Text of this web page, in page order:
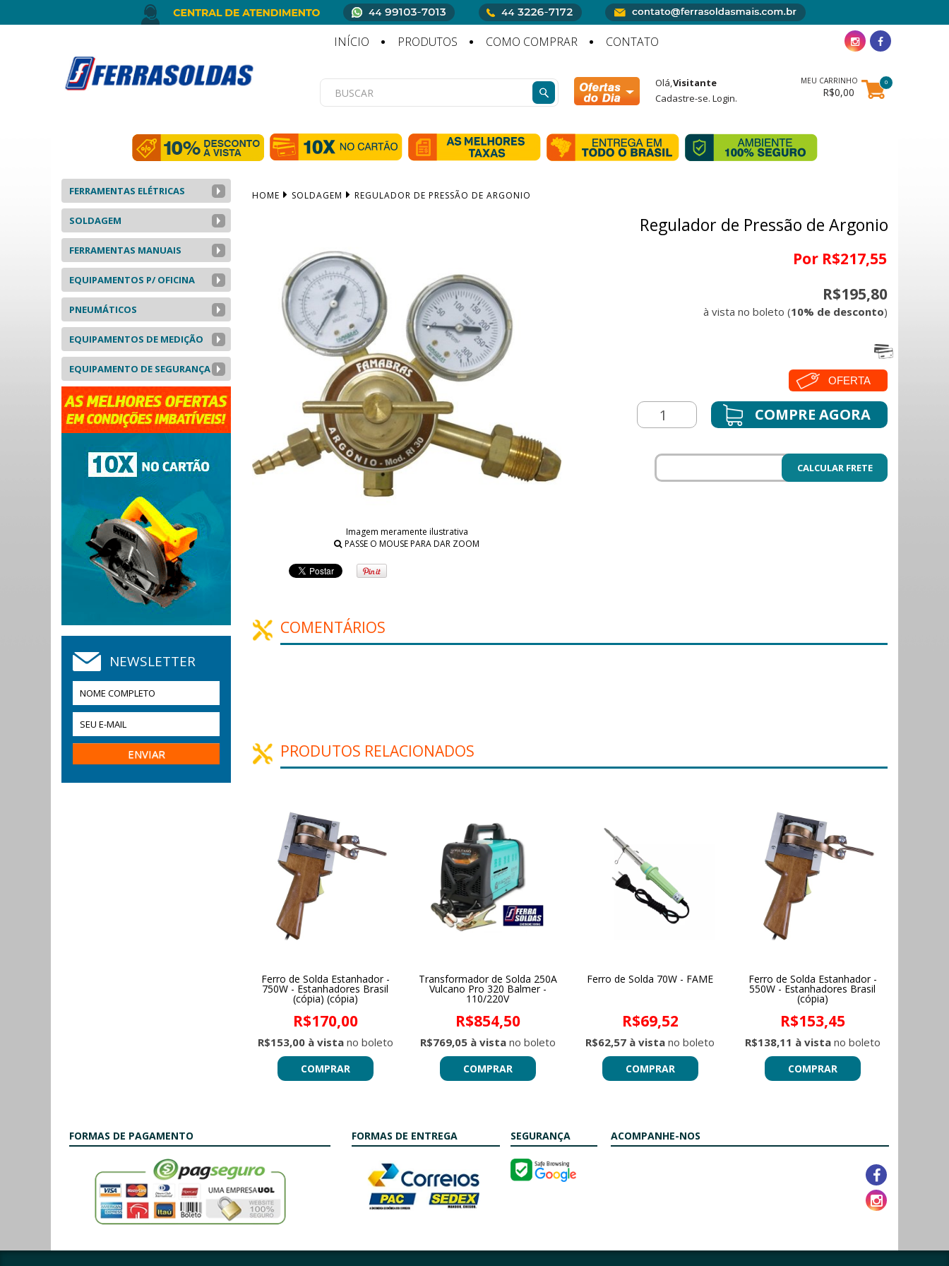
INÍCIO PRODUTOS COMO COMPRAR CONTATO
Olá,Visitante
Cadastre-se. Login.
0
MEU CARRINHO
R$0,00
FERRAMENTAS ELÉTRICAS
SOLDAGEM
FERRAMENTAS MANUAIS
EQUIPAMENTOS P/ OFICINA
PNEUMÁTICOS
EQUIPAMENTOS DE MEDIÇÃO
EQUIPAMENTO DE SEGURANÇA
NEWSLETTER
HOME SOLDAGEM REGULADOR DE PRESSÃO DE ARGONIO
Imagem meramente ilustrativa
PASSE O MOUSE PARA DAR ZOOM
Regulador de Pressão de Argonio
Por R$217,55
R$195,80
à vista no boleto (10% de desconto)
OFERTA
CALCULAR FRETE
COMENTÁRIOS
PRODUTOS RELACIONADOS
Ferro de Solda Estanhador -
750W - Estanhadores Brasil
(cópia) (cópia)
R$170,00
R$153,00 à vistano boleto
COMPRAR
Transformador de Solda 250A
Vulcano Pro 320 Balmer -
110/220V
R$854,50
R$769,05 à vistano boleto
COMPRAR
Ferro de Solda 70W - FAME
R$69,52
R$62,57 à vista no boleto
COMPRAR
Ferro de Solda Estanhador -
550W - Estanhadores Brasil
(cópia)
R$153,45
R$138,11 à vistano boleto
COMPRAR
FORMAS DE PAGAMENTO FORMAS DE ENTREGA SEGURANÇA ACOMPANHE-NOS